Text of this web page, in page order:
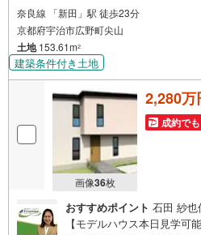
奈良線 「新田」駅 徒歩23分
京都府宇治市広野町尖山
土地153.61m2
建築条件付き土地
画像36枚
2,280万
成約で
おすすめポイント 石田 紗也
【モデルハウス本日見学可